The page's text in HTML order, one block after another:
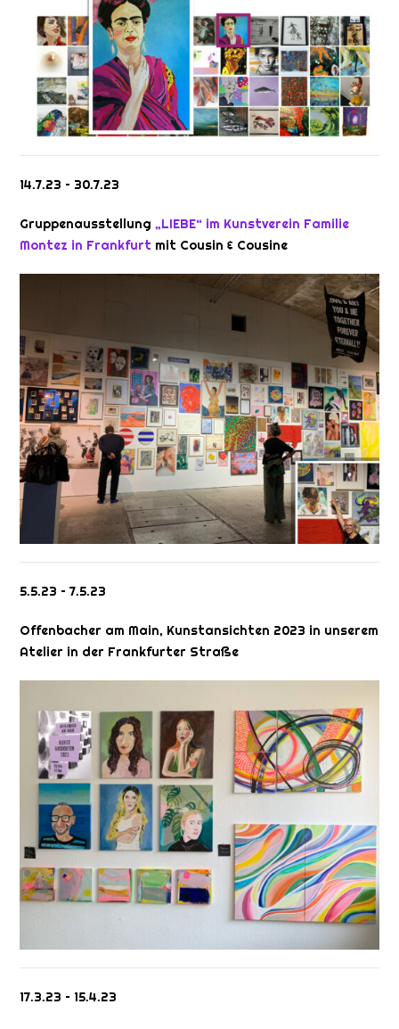
14.7.23 – 30.7.23
Gruppenausstellung„LIEBE“ im Kunstverein Familie
Montez in Frankfurt mit Cousin & Cousine
5.5.23 – 7.5.23
Offenbacher am Main, Kunstansichten 2023 in unserem
Atelier in der Frankfurter Straße
17.3.23 – 15.4.23